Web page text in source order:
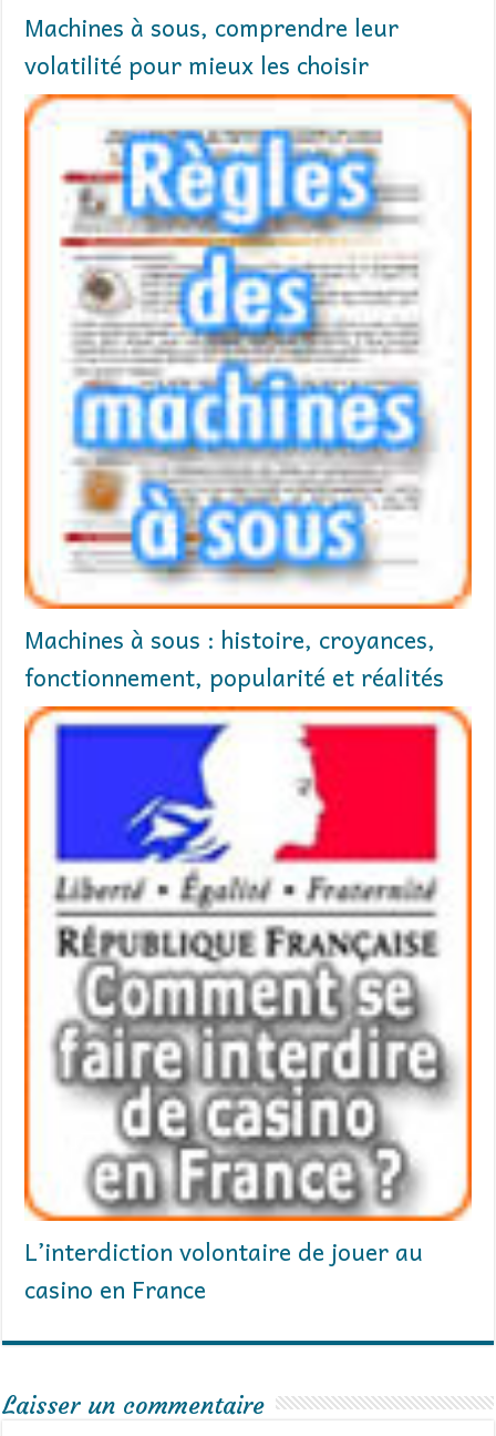
Machines à sous, comprendre leur
volatilité pour mieux les choisir
Machines à sous : histoire, croyances,
fonctionnement, popularité et réalités
L’interdiction volontaire de jouer au
casino en France
Laisser un commentaire